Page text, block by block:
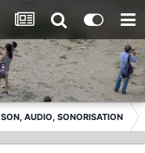
SON, AUDIO, SONORISATION